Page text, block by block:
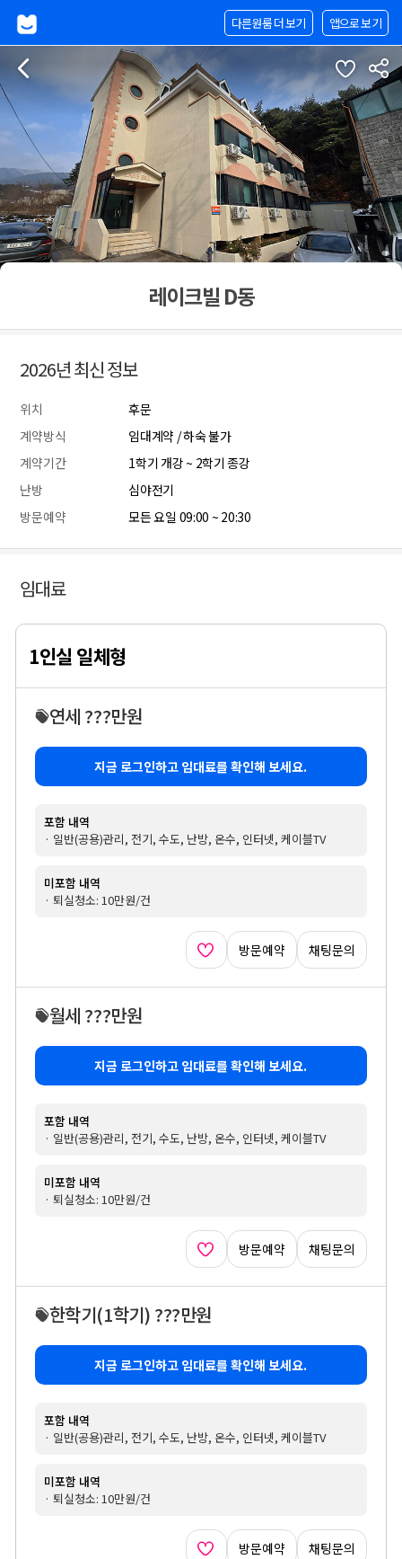
앱으로 보기
다른원룸 더 보기
레이크빌 D동
2026년 최신 정보
위치
후문
계약방식
임대계약 / 하숙 불가
계약기간
1학기 개강 ~ 2학기 종강
난방
심야전기
방문예약
모든 요일 09:00 ~ 20:30
임대료
1인실 일체형
연세 ???만원
지금 로그인하고 임대료를 확인해 보세요.
포함 내역
· 일반(공용)관리, 전기, 수도, 난방, 온수, 인터넷, 케이블TV
미포함 내역
· 퇴실청소: 10만원/건
방문예약 채팅문의
월세 ???만원
지금 로그인하고 임대료를 확인해 보세요.
포함 내역
· 일반(공용)관리, 전기, 수도, 난방, 온수, 인터넷, 케이블TV
미포함 내역
· 퇴실청소: 10만원/건
방문예약 채팅문의
한학기(1학기) ???만원
지금 로그인하고 임대료를 확인해 보세요.
포함 내역
· 일반(공용)관리, 전기, 수도, 난방, 온수, 인터넷, 케이블TV
미포함 내역
· 퇴실청소: 10만원/건
방문예약 채팅문의